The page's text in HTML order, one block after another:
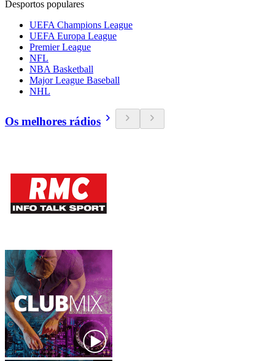
Desportos populares
UEFA Champions League
UEFA Europa League
Premier League
NFL
NBA Basketball
Major League Baseball
NHL
Os melhores rádios